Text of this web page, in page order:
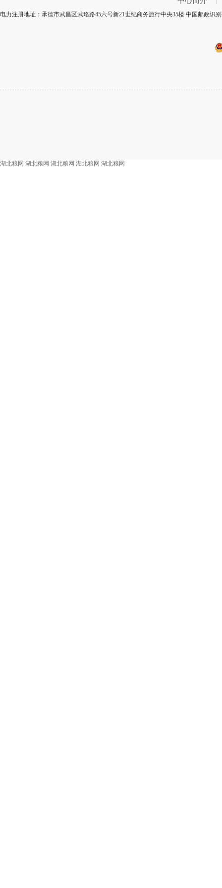
电力注册地址：承德市武昌区武珞路45六号新21世纪商务旅行中央35楼 中国邮政识
湖北粮网 湖北粮网 湖北粮网 湖北粮网 湖北粮网